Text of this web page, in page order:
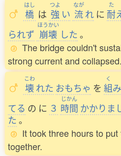
はし
橋 は
つよ
強 い
なが
流れ に
た
耐
られず
ほうかい
崩壊 した。
The bridge couldn't
strong current and collapsed.
こわ
壊れた おもちゃ を
く
組み
てる の に ３
じかん
時間 かかりま
た。
It took three hours to
together.